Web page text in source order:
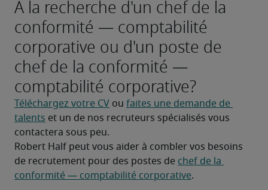
À la recherche d'un chef de la
conformité — comptabilité
corporative ou d'un poste de
chef de la conformité —
comptabilité corporative?
Téléchargez votre CV ou faites une demande de
talents et un de nos recruteurs spécialisés vous
contactera sous peu.
Robert Half peut vous aider à combler vos besoins
de recrutement pour des postes de chef de la
conformité — comptabilité corporative.